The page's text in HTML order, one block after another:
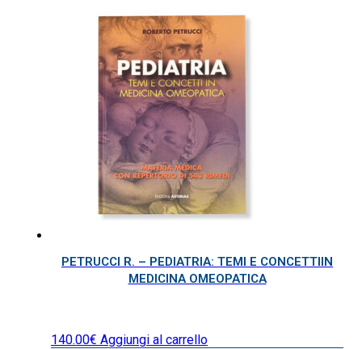
PETRUCCI R. – PEDIATRIA: TEMI E CONCETTIIN
MEDICINA OMEOPATICA
140.00€ Aggiungi al carrello